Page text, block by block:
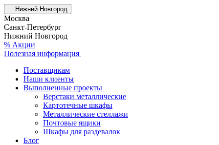
Нижний Новгород
Москва
Санкт-Петербург
Нижний Новгород
% Акции
Полезная информация
Поставщикам
Наши клиенты
Выполненные проекты
Верстаки металлические
Картотечные шкафы
Металлические стеллажи
Почтовые ящики
Шкафы для раздевалок
Блог